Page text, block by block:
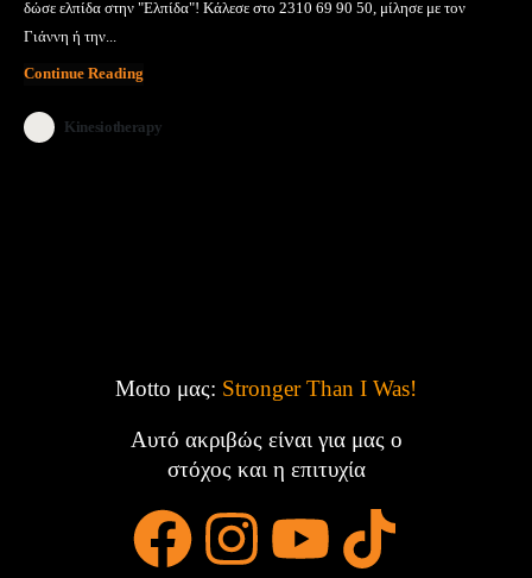
δώσε ελπίδα στην "Ελπίδα"! Κάλεσε στο 2310 69 90 50, μίλησε με τον
Γιάννη ή την...
Continue Reading
Kinesiotherapy
Motto μας: Stronger Than I Was!
Αυτό ακριβώς είναι για μας ο
στόχος και η επιτυχία